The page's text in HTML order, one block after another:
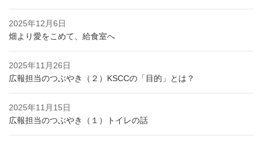
2025年12月6日
畑より愛をこめて、給食室へ
2025年11月26日
広報担当のつぶやき（２）KSCCの「目的」とは？
2025年11月15日
広報担当のつぶやき（１）トイレの話